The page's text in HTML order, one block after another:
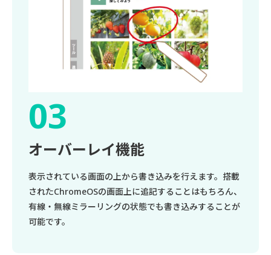
オーバーレイ機能
表示されている画面の上から書き込みを行えます。搭載
されたChromeOSの画面上に追記することはもちろん、
有線・無線ミラーリングの状態でも書き込みすることが
可能です。